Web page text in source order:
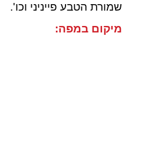
שמורת הטבע פייניני וכו'.
מיקום במפה: